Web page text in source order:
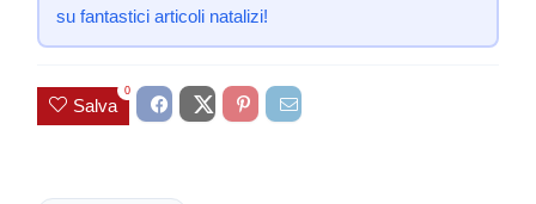
su fantastici articoli natalizi!
Salva
0